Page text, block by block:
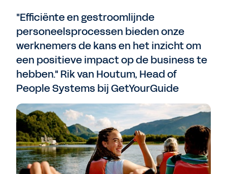
"Efficiënte en gestroomlijnde
personeelsprocessen bieden onze
werknemers de kans en het inzicht om
een positieve impact op de business te
hebben." Rik van Houtum, Head of
People Systems bij GetYourGuide